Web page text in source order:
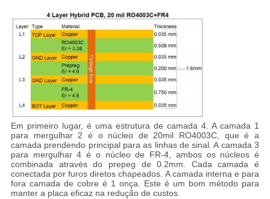
Em primeiro lugar, é uma estrutura de camada 4. A camada 1
para mergulhar 2 é o núcleo de 20mil RO4003C, que é a
camada prendendo principal para as linhas de sinal. A camada 3
para mergulhar 4 é o núcleo de FR-4, ambos os núcleos é
combinada através do prepeg de 0.2mm. Cada camada é
conectada por furos diretos chapeados. A camada interna e para
fora camada de cobre é 1 onça. Este é um bom método para
manter a placa eficaz na redução de custos.